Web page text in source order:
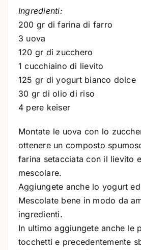
Ingredienti:
200 gr di farina di farro
3 uova
120 gr di zucchero
1 cucchiaino di lievito
125 gr di yogurt bianco dolce
30 gr di olio di riso
4 pere keiser
Montate le uova con lo
ottenere un composto
farina setacciata con il lievito
mescolare.
Aggiungete anche lo yogurt
Mescolate bene in modo da
ingredienti.
In ultimo aggiungete anche le
tocchetti e precedentemente